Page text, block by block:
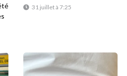
31 juillet à 7:25